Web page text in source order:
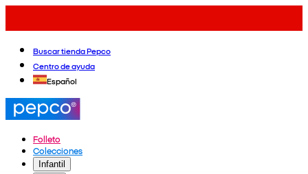
Buscar tienda Pepco
Centro de ayuda
Español
Folleto
Colecciones
Infantil